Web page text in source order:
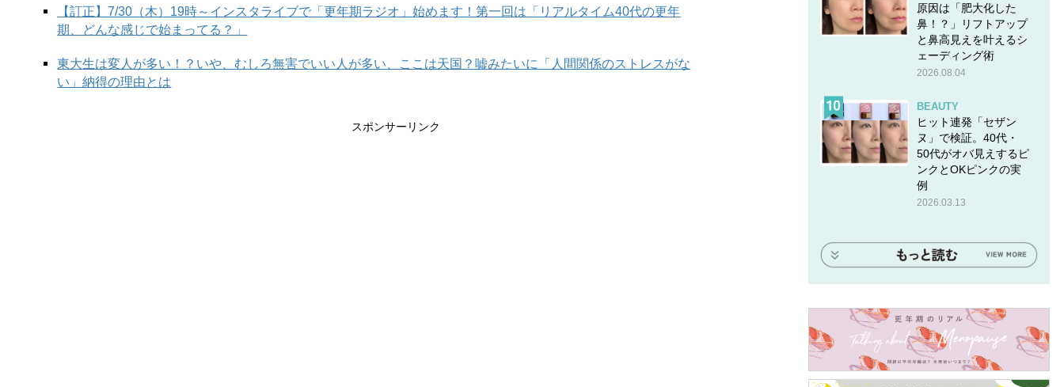
【訂正】7/30（木）19時～インスタライブで「更年期ラジオ」始めます！第一回は「リアルタイム40代の更年
期、どんな感じで始まってる？」
東大生は変人が多い！？いや、むしろ無害でいい人が多い、ここは天国？嘘みたいに「人間関係のストレスがな
い」納得の理由とは
スポンサーリンク
原因は「肥大化した
鼻！？」リフトアップ
と鼻高見えを叶えるシ
ェーディング術
2026.08.04
BEAUTY
ヒット連発「セザン
ヌ」で検証。40代・
50代がオバ見えするピ
ンクとOKピンクの実
例
2026.03.13